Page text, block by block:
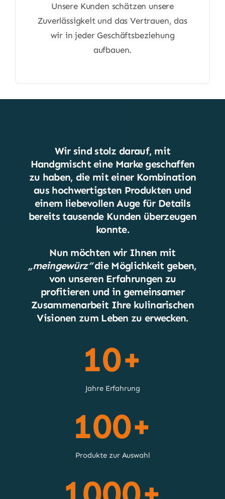
Unsere Kunden schätzen unsere
Zuverlässigkeit und das Vertrauen, das
wir in jeder Geschäftsbeziehung
aufbauen.
Wir sind stolz darauf, mit
Handgmischt eine Marke geschaffen
zu haben, die mit einer Kombination
aus hochwertigsten Produkten und
einem liebevollen Auge für Details
bereits tausende Kunden überzeugen
konnte.
Nun möchten wir Ihnen mit
„meingewürz“die Möglichkeit geben,
von unseren Erfahrungen zu
profitieren und in gemeinsamer
Zusammenarbeit Ihre kulinarischen
Visionen zum Leben zu erwecken.
10+
Jahre Erfahrung
100+
Produkte zur Auswahl